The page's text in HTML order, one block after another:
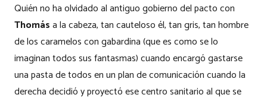
Quién no ha olvidado al antiguo gobierno del pacto con
Thomása la cabeza, tan cauteloso él, tan gris, tan hombre
de los caramelos con gabardina (que es como se lo
imaginan todos sus fantasmas) cuando encargó gastarse
una pasta de todos en un plan de comunicación cuando la
derecha decidió y proyectó ese centro sanitario al que se